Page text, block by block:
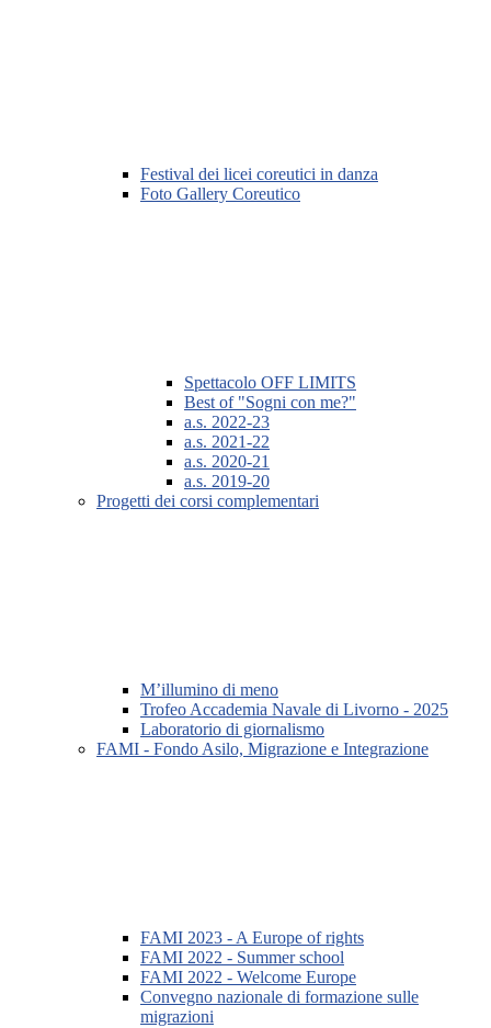
Festival dei licei coreutici in danza
Foto Gallery Coreutico
Spettacolo OFF LIMITS
Best of "Sogni con me?"
a.s. 2022-23
a.s. 2021-22
a.s. 2020-21
a.s. 2019-20
Progetti dei corsi complementari
M’illumino di meno
Trofeo Accademia Navale di Livorno - 2025
Laboratorio di giornalismo
FAMI - Fondo Asilo, Migrazione e Integrazione
FAMI 2023 - A Europe of rights
FAMI 2022 - Summer school
FAMI 2022 - Welcome Europe
Convegno nazionale di formazione sulle
migrazioni